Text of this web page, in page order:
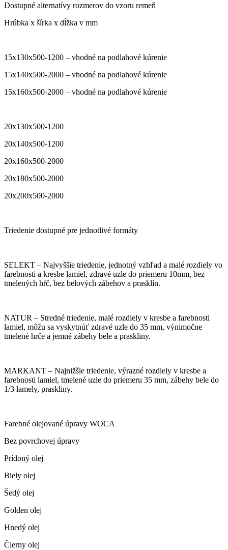
Dostupné alternatívy rozmerov do vzoru remeň
Hrúbka x šírka x dĺžka v mm
15x130x500-1200 – vhodné na podlahové kúrenie
15x140x500-2000 – vhodné na podlahové kúrenie
15x160x500-2000 – vhodné na podlahové kúrenie
20x130x500-1200
20x140x500-1200
20x160x500-2000
20x180x500-2000
20x200x500-2000
Triedenie dostupné pre jednotlivé formáty
SELEKT – Najvyššie triedenie, jednotný vzhľad a malé rozdiely vo
farebnosti a kresbe lamiel, zdravé uzle do priemeru 10mm, bez
tmelených hŕč, bez belových zábehov a prasklín.
NATUR – Stredné triedenie, malé rozdiely v kresbe a farebnosti
lamiel, môžu sa vyskytnúť zdravé uzle do 35 mm, výnimočne
tmelené hrče a jemné zábehy bele a praskliny.
MARKANT – Najnižšie triedenie, výrazné rozdiely v kresbe a
farebnosti lamiel, tmelené uzle do priemeru 35 mm, zábehy bele do
1/3 lamely, praskliny.
Farebné olejované úpravy WOCA
Bez povrchovej úpravy
Prídoný olej
Biely olej
Šedý olej
Golden olej
Hnedý olej
Čierny olej